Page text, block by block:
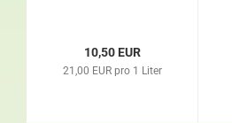
10,50 EUR
21,00 EUR pro 1 Liter